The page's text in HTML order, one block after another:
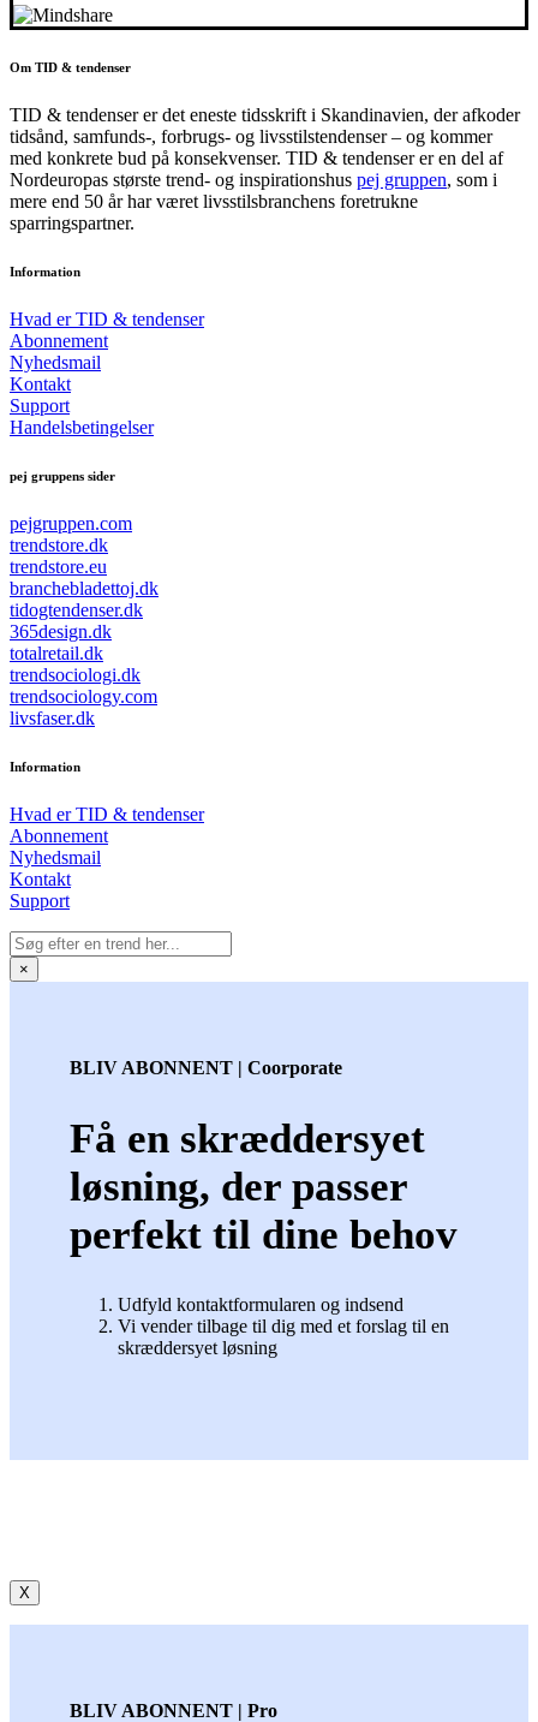
Om TID & tendenser
TID & tendenser er det eneste tidsskrift i Skandinavien, der afkoder
tidsånd, samfunds-, forbrugs- og livsstilstendenser – og kommer
med konkrete bud på konsekvenser. TID & tendenser er en del af
Nordeuropas største trend- og inspirationshus pej gruppen, som i
mere end 50 år har været livsstilsbranchens foretrukne
sparringspartner.
Information
Hvad er TID & tendenser
Abonnement
Nyhedsmail
Kontakt
Support
Handelsbetingelser
pej gruppens sider
pejgruppen.com
trendstore.dk
trendstore.eu
branchebladettoj.dk
tidogtendenser.dk
365design.dk
totalretail.dk
trendsociologi.dk
trendsociology.com
livsfaser.dk
Information
Hvad er TID & tendenser
Abonnement
Nyhedsmail
Kontakt
Support
×
BLIV ABONNENT | Coorporate
Få en skræddersyet
løsning, der passer
perfekt til dine behov
Udfyld kontaktformularen og indsend
Vi vender tilbage til dig med et forslag til en
skræddersyet løsning
X
BLIV ABONNENT | Pro